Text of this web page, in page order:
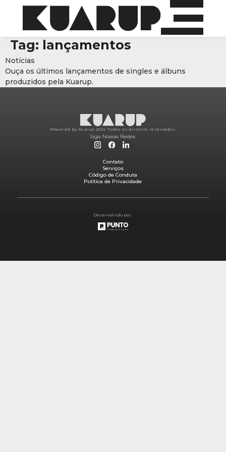
Tag: lançamentos
Notícias
Ouça os últimos lançamentos de singles e álbuns
produzidos pela Kuarup.
Powered by Kuarup 2024. Todos os direitos reservados.
Siga Nossas Redes
Contato
Serviços
Código de Conduta
Política de Privacidade
Desenvolvido por: